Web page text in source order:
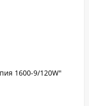
1600-9/120W"